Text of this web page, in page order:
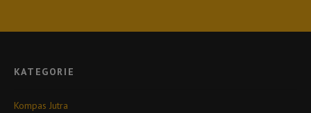
KATEGORIE
Kompas Jutra